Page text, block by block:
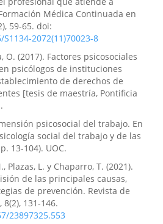
Médica Continuada en
59-65. doi:
2072(11)70023-8
O. (2017). Factores psicosociales
psicólogos de instituciones
de derechos de
[tesis de maestría, Pontificia
psicosocial del trabajo. En
social del trabajo y de las
13-104). UOC.
Plazas, L. y Chaparro, T. (2021).
de las principales causas,
de prevención. Revista de
131-146.
23897325.553